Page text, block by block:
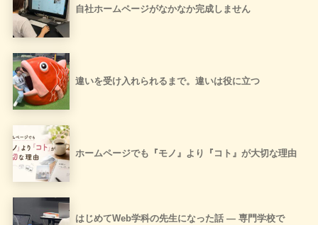
自社ホームページがなかなか完成しません
違いを受け入れられるまで。違いは役に立つ
ホームページでも『モノ』より『コト』が大切な理由
はじめてWeb学科の先生になった話 ― 専門学校で